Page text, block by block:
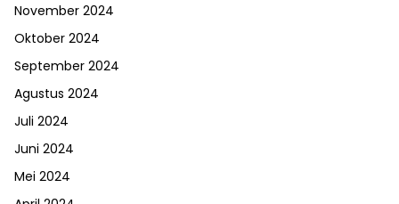
November 2024
Oktober 2024
September 2024
Agustus 2024
Juli 2024
Juni 2024
Mei 2024